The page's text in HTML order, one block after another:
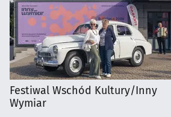
Festiwal Wschód Kultury/Inny
Wymiar